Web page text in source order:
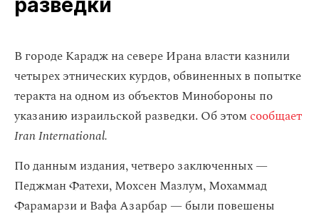
разведки
В городе Карадж на севере Ирана власти казнили
четырех этнических курдов, обвиненных в попытке
теракта на одном из объектов Минобороны по
указанию израильской разведки. Об этомсообщает
Iran International.
По данным издания, четверо заключенных —
Педжман Фатехи, Мохсен Мазлум, Мохаммад
Фарамарзи и Вафа Азарбар — были повешены